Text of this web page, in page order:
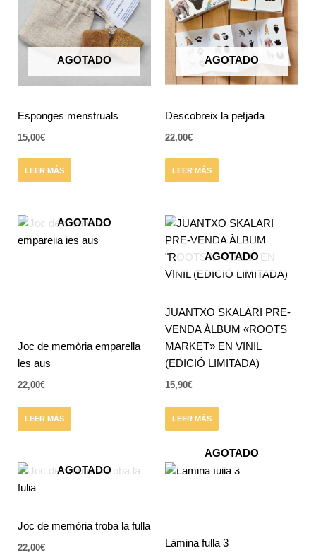
AGOTADO
Esponges menstruals
15,00€
LEER MÁS
AGOTADO
Descobreix la petjada
22,00€
LEER MÁS
AGOTADO
Joc de memòria emparella
les aus
22,00€
LEER MÁS
AGOTADO
JUANTXO SKALARI PRE-
VENDA ÀLBUM «ROOTS
MARKET» EN VINIL
(EDICIÓ LIMITADA)
15,90€
LEER MÁS
AGOTADO
Joc de memòria troba la fulla
22,00€
AGOTADO
Làmina fulla 3